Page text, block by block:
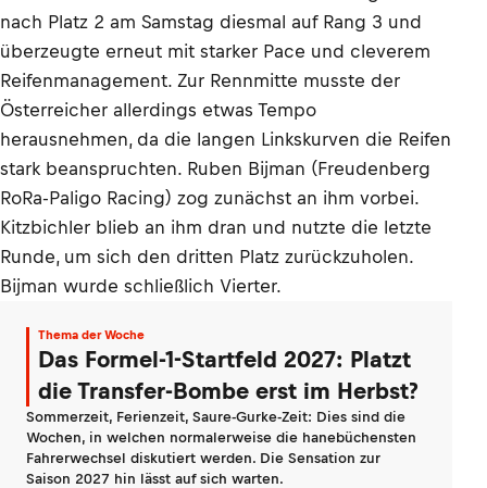
nach Platz 2 am Samstag diesmal auf Rang 3 und
überzeugte erneut mit starker Pace und cleverem
Reifenmanagement. Zur Rennmitte musste der
Österreicher allerdings etwas Tempo
herausnehmen, da die langen Linkskurven die Reifen
stark beanspruchten. Ruben Bijman (Freudenberg
RoRa-Paligo Racing) zog zunächst an ihm vorbei.
Kitzbichler blieb an ihm dran und nutzte die letzte
Runde, um sich den dritten Platz zurückzuholen.
Bijman wurde schließlich Vierter.
Thema der Woche
Das Formel-1-Startfeld 2027: Platzt
die Transfer-Bombe erst im Herbst?
Sommerzeit, Ferienzeit, Saure-Gurke-Zeit: Dies sind die
Wochen, in welchen normalerweise die hanebüchensten
Fahrerwechsel diskutiert werden. Die Sensation zur
Saison 2027 hin lässt auf sich warten.